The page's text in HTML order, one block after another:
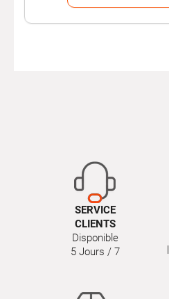
SERVICE
CLIENTS
Disponible
5 Jours / 7